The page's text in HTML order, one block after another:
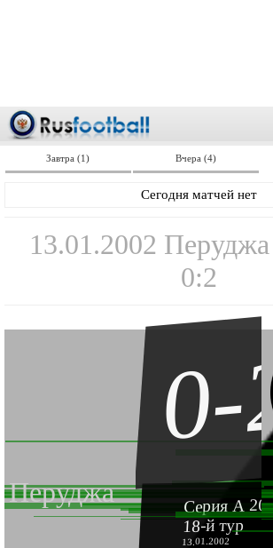
Завтра (1) Вчера (4)
Сегодня матчей нет
13.01.2002
0:2
Перуджа
0-
Серия А
18-й тур
13.01.2002